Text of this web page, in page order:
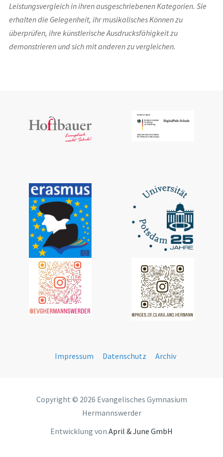
Leistungsvergleich in ihren ausgeschriebenen Kategorien. Sie
erhalten die Gelegenheit, ihr musikalisches Können zu
überprüfen, ihre künstlerische Ausdrucksfähigkeit zu
demonstrieren und sich mit anderen zu vergleichen.
Impressum Datenschutz Archiv
Copyright © 2026 Evangelisches Gymnasium
Hermannswerder
Entwicklung von April & June GmbH